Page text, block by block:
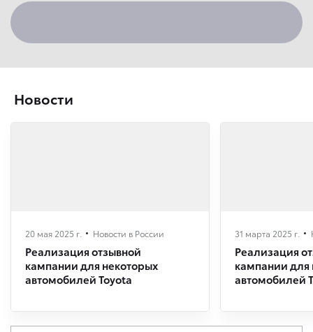
Новости
Новости в России
20 мая 2025 г.
Реализация отзывной
кампании для некоторых
автомобилей Toyota
31 марта 2025 г.
Реализация
кампании для
автомобилей